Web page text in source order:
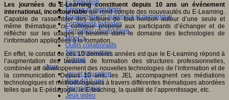
E- formation
Enjeux et évolutions
Enseignement supérieur et numérique
Formations hybrides
Formation universitaire
Mooc’s
Outils collaboratifs
Sites ressources
Tutorat
Jeux
Jeu et éducation
Jeux 4/12 ans
Jeux sérieux
Jeux vidéo
Les journées du E-Learning constituent depuis 10 ans un événement
international, incontournablequi rend compte des nouveautés du E-Learning.
Capable de rassembler des acteurs de tout horizon autour d’une seule et
même thématique, ce colloque propose aux participants d’échanger et de
réfléchir sur les usages et besoins dans le domaine des technologies de
l’information appliquées à la formation.
En effet, le constat de ces 10 dernières années est que le E-Learning répond à
l’augmentation des besoins de formation des structures professionnelles,
combinée au développement des nouvelles technologies de l’information et de
la communication. Depuis 10 ans, les JEL accompagnent ces médiations
technologiques et méthodologiques à travers différentes thématiques abordées
telles que la E-pédagogie, le E-teaching, la qualité de l’apprentissage, etc.